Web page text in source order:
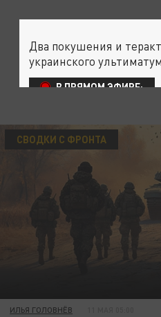
СВОДКИ С ФРОНТА
ИЛЬЯ ГОЛОВНЁВ
Два покушения и
украинского
В ПРЯМОМ ЭФИРЕ: